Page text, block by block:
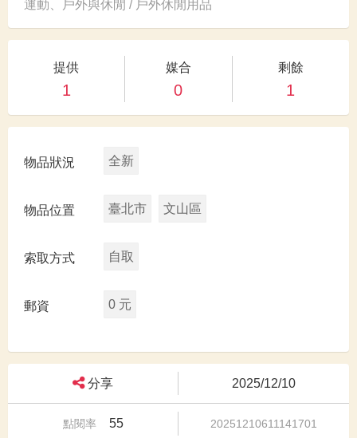
運動、戶外與休閒 / 戶外休閒用品
提供
1
媒合
0
剩餘
1
物品狀況 全新
物品位置 臺北市 文山區
索取方式 自取
郵資 0 元
分享 2025/12/10
點閱率 55 20251210611141701